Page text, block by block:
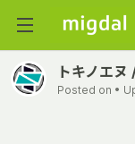
トキノエ
Posted on •